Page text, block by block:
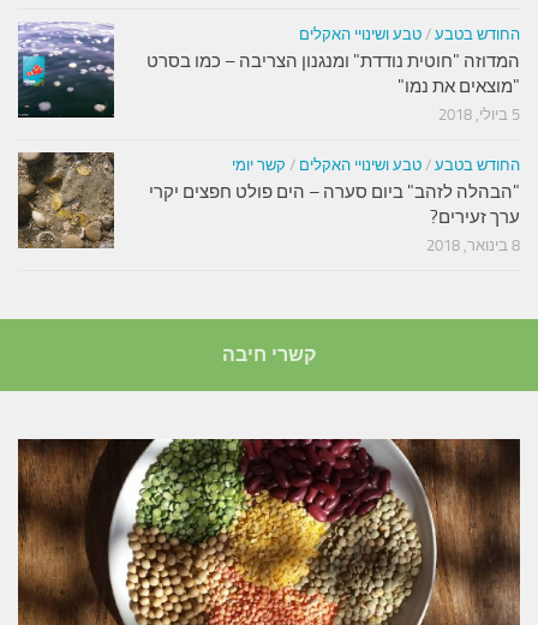
החודש בטבע / טבע ושינויי האקלים
המדוזה "חוטית נודדת" ומנגנון הצריבה – כמו בסרט
"מוצאים את נמו"
5 ביולי, 2018
החודש בטבע / טבע ושינויי האקלים / קשר יומי
"הבהלה לזהב" ביום סערה – הים פולט חפצים יקרי
ערך זעירים?
8 בינואר, 2018
קשרי חיבה